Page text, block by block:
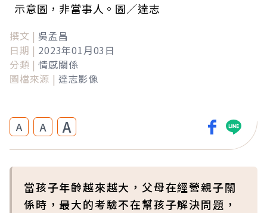
示意圖，非當事人。圖／達志
撰文 | 吳孟昌
日期 | 2023年01月03日
分類 | 情感關係
圖檔來源 | 達志影像
A A A
當孩子年齡越來越大，父母在經營親子關
係時，最大的考驗不在幫孩子解決問題，